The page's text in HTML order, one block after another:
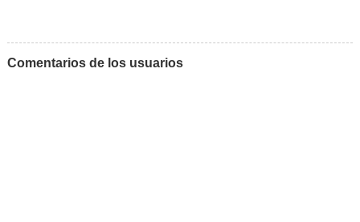
Comentarios de los usuarios